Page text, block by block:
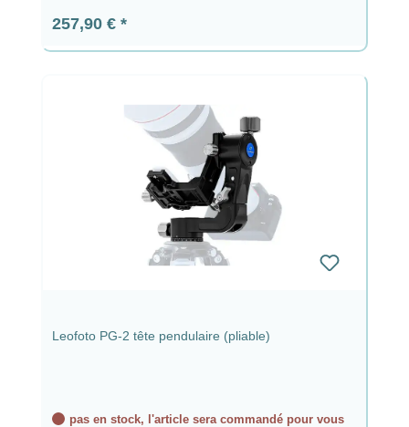
Prix régulier :
257,90 €
Leofoto PG-2 tête pendulaire (pliable)
pas en stock, l'article sera commandé pour vous